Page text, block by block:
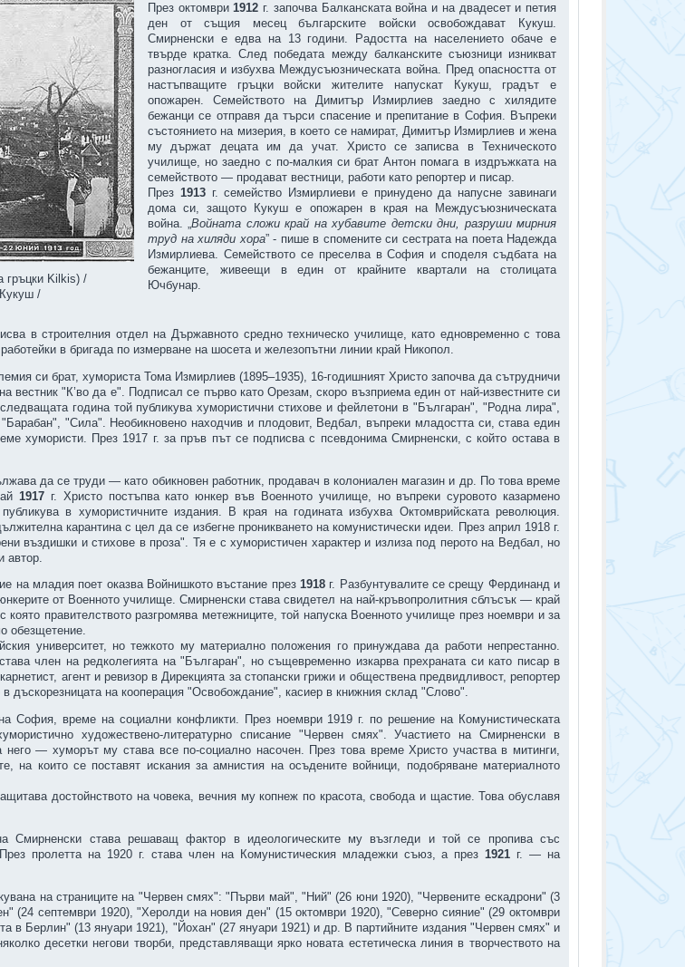
гръцки Kilkis) /
/
През октомври1912 г. започва Балканската война и на двадесет и петия
ден от същия месец българските войски освобождават Кукуш.
Смирненски е едва на 13 години. Радостта на населението обаче е
твърде кратка. След победата между балканските съюзници изникват
разногласия и избухва Междусъюзническата война. Пред опасността от
настъпващите гръцки войски жителите напускат Кукуш, градът е
опожарен. Семейството на Димитър Измирлиев заедно с хилядите
бежанци се отправя да търси спасение и препитание в София. Въпреки
състоянието на мизерия, в което се намират, Димитър Измирлиев и жена
му държат децата им да учат. Христо се записва в Техническото
училище, но заедно с по-малкия си брат Антон помага в издръжката на
семейството — продават вестници, работи като репортер и писар.
През 1913 г. семейство Измирлиеви е принудено да напусне завинаги
дома си, защото Кукуш е опожарен в края на Междусъюзническата
война. „Войната сложи край на хубавите детски дни, разруши мирния
труд на хиляди хора” - пише в спомените си сестрата на поета Надежда
Измирлиева. Семейството се преселва в София и споделя съдбата на
бежанците, живеещи в един от крайните квартали на столицата
Ючбунар.
в строителния отдел на Държавното средно техническо училище, като едновременно с това
в бригада по измерване на шосета и железопътни линии край Никопол.
си брат, хумориста Тома Измирлиев (1895–1935), 16-годишният Христо започва да сътрудничи
вестник "К’во да е". Подписал се първо като Орезам, скоро възприема един от най-известните си
година той публикува хумористични стихове и фейлетони в "Българан", "Родна лира",
"Сила". Необикновено находчив и плодовит, Ведбал, въпреки младостта си, става един
хумористи. През 1917 г. за пръв път се подписва с псевдонима Смирненски, с който остава в
да се труди — като обикновен работник, продавач в колониален магазин и др. По това време
1917 г. Христо постъпва като юнкер във Военното училище, но въпреки суровото казармено
в хумористичните издания. В края на годината избухва Октомврийската революция.
карантина с цел да се избегне проникването на комунистически идеи. През април 1918 г.
въздишки и стихове в проза". Тя е с хумористичен характер и излиза под перото на Ведбал, но
автор.
на младия поет оказва Войнишкото въстание през 1918 г. Разбунтувалите се срещу Фердинанд и
от Военното училище. Смирненски става свидетел на най-кръвопролитния сблъсък — край
правителството разгромява метежниците, той напуска Военното училище през ноември и за
обезщетение.
университет, но тежкото му материално положения го принуждава да работи непрестанно.
член на редколегията на "Българан", но същевременно изкарва прехраната си като писар в
агент и ревизор в Дирекцията за стопански грижи и обществена предвидливост, репортер
дъскорезницата на кооперация "Освобождание", касиер в книжния склад "Слово".
София, време на социални конфликти. През ноември 1919 г. по решение на Комунистическата
художествено-литературно списание "Червен смях". Участието на Смирненски в
— хуморът му става все по-социално насочен. През това време Христо участва в митинги,
на които се поставят искания за амнистия на осъдените войници, подобряване материалното
достойнството на човека, вечния му копнеж по красота, свобода и щастие. Това обуславя
Смирненски става решаващ фактор в идеологическите му възгледи и той се пропива със
пролетта на 1920 г. става член на Комунистическия младежки съюз, а през 1921 г. — на
на страниците на "Червен смях": "Първи май", "Ний" (26 юни 1920), "Червените ескадрони" (3
(24 септември 1920), "Херолди на новия ден" (15 октомври 1920), "Северно сияние" (29 октомври
в Берлин" (13 януари 1921), "Йохан" (27 януари 1921) и др. В партийните издания "Червен смях" и
десетки негови творби, представляващи ярко новата естетическа линия в творчеството на